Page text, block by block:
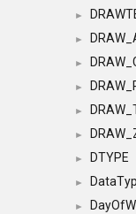
►
►
►
►
►
►
► DTYPE
►
►